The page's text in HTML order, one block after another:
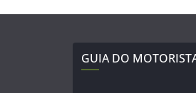
GUIA DO